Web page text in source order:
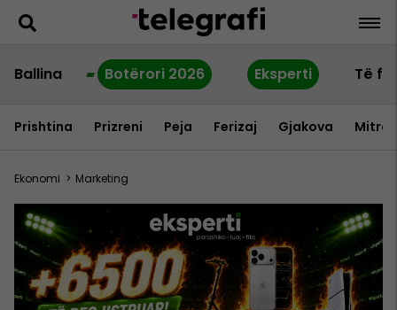
Ballina Botërori 2026 Eksperti Të
Prishtina Prizreni Peja Ferizaj Gjakova
Ekonomi > Marketing